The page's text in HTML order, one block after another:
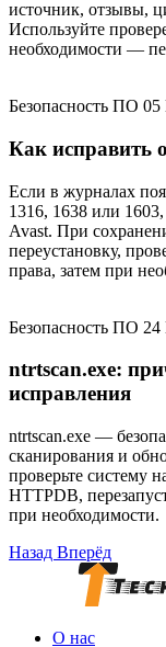
источник, отзывы,
Используйте
необходимости —
Безопасность ПО 05
Как исправить
Если в журналах
1316, 1638 или
Avast. При
переустановку,
права, затем при
Безопасность ПО 24
ntrtscan.exe:
исправления
ntrtscan.exe —
сканирования и
проверьте систему
HTTPDB,
при необходимости.
Назад Вперёд
О нас